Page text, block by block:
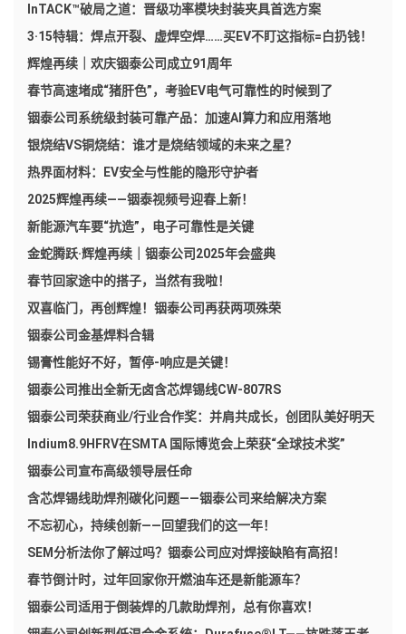
InTACK™破局之道：晋级功率模块封装夹具首选方案
3·15特辑：焊点开裂、虚焊空焊……买EV不盯这指标=白扔钱！
辉煌再续｜欢庆铟泰公司成立91周年
春节高速堵成“猪肝色”，考验EV电气可靠性的时候到了
铟泰公司系统级封装可靠产品：加速AI算力和应用落地
银烧结VS铜烧结：谁才是烧结领域的未来之星？
热界面材料：EV安全与性能的隐形守护者
2025辉煌再续——铟泰视频号迎春上新！
新能源汽车要“抗造”，电子可靠性是关键
金蛇腾跃·辉煌再续｜铟泰公司2025年会盛典
春节回家途中的搭子，当然有我啦！
双喜临门，再创辉煌！铟泰公司再获两项殊荣
铟泰公司金基焊料合辑
锡膏性能好不好，暂停-响应是关键！
铟泰公司推出全新无卤含芯焊锡线CW-807RS
铟泰公司荣获商业/行业合作奖：并肩共成长，创团队美好明天
Indium8.9HFRV在SMTA 国际博览会上荣获“全球技术奖”
铟泰公司宣布高级领导层任命
含芯焊锡线助焊剂碳化问题——铟泰公司来给解决方案
不忘初心，持续创新——回望我们的这一年！
SEM分析法你了解过吗？铟泰公司应对焊接缺陷有高招！
春节倒计时，过年回家你开燃油车还是新能源车？
铟泰公司适用于倒装焊的几款助焊剂，总有你喜欢！